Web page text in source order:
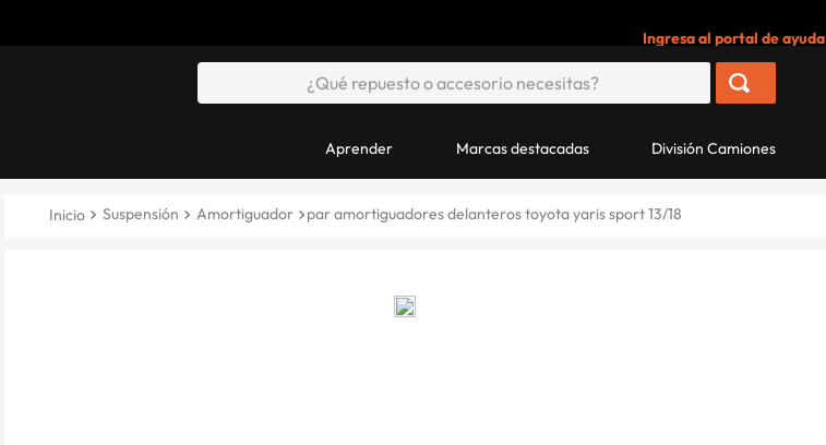
Ingresa al portal de ayuda
Aprender Marcas destacadas División Camiones
Suspensión Amortiguador par amortiguadores delanteros toyota yaris sport 13/18